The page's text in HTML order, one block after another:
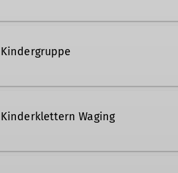
Kindergruppe
Kinderklettern Waging